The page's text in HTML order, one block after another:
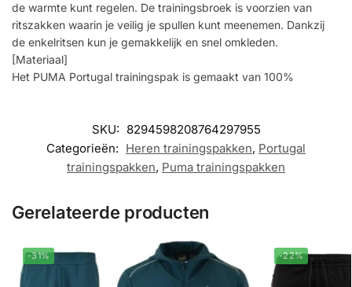
de warmte kunt regelen. De trainingsbroek is voorzien van
ritszakken waarin je veilig je spullen kunt meenemen. Dankzij
de enkelritsen kun je gemakkelijk en snel omkleden.
[Materiaal]
Het PUMA Portugal trainingspak is gemaakt van 100%
SKU: 8294598208764297955
Categorieën: Heren trainingspakken, Portugal
trainingspakken, Puma trainingspakken
Gerelateerde producten
-31% -22%